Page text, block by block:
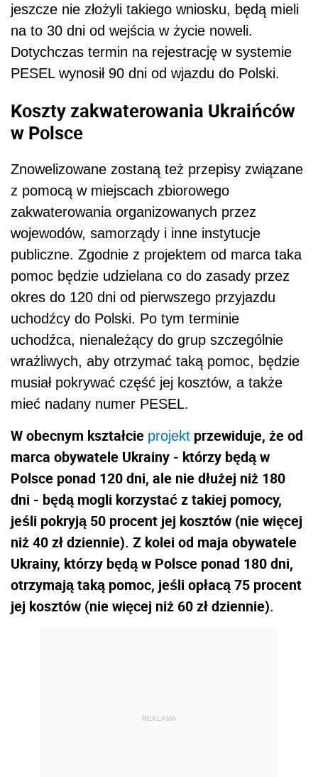
jeszcze nie złożyli takiego wniosku, będą mieli
na to 30 dni od wejścia w życie noweli.
Dotychczas termin na rejestrację w systemie
PESEL wynosił 90 dni od wjazdu do Polski.
Koszty zakwaterowania Ukraińców
w Polsce
Znowelizowane zostaną też przepisy związane
z pomocą w miejscach zbiorowego
zakwaterowania organizowanych przez
wojewodów, samorządy i inne instytucje
publiczne. Zgodnie z projektem od marca taka
pomoc będzie udzielana co do zasady przez
okres do 120 dni od pierwszego przyjazdu
uchodźcy do Polski. Po tym terminie
uchodźca, nienależący do grup szczególnie
wrażliwych, aby otrzymać taką pomoc, będzie
musiał pokrywać część jej kosztów, a także
mieć nadany numer PESEL.
W obecnym kształcie projekt przewiduje, że od
marca obywatele Ukrainy - którzy będą w
Polsce ponad 120 dni, ale nie dłużej niż 180
dni - będą mogli korzystać z takiej pomocy,
jeśli pokryją 50 procent jej kosztów (nie więcej
niż 40 zł dziennie). Z kolei od maja obywatele
Ukrainy, którzy będą w Polsce ponad 180 dni,
otrzymają taką pomoc, jeśli opłacą 75 procent
jej kosztów (nie więcej niż 60 zł dziennie).
REKLAMA